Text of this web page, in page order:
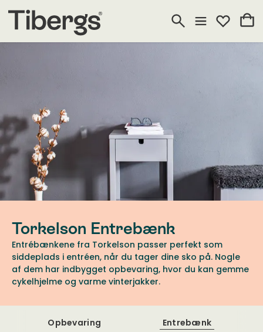
Torkelson Entrebænk
Entrébænkene fra Torkelson passer perfekt som
siddeplads i entréen, når du tager dine sko på. Nogle
af dem har indbygget opbevaring, hvor du kan gemme
cykelhjelme og varme vinterjakker.
Opbevaring Entrebænk